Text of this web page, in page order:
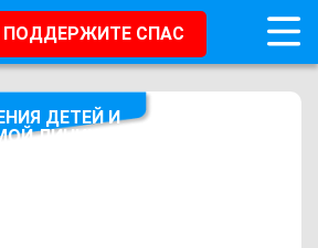
ПОДДЕРЖИТЕ СПАС
ДЕТЕЙ И
ЛИНИИ